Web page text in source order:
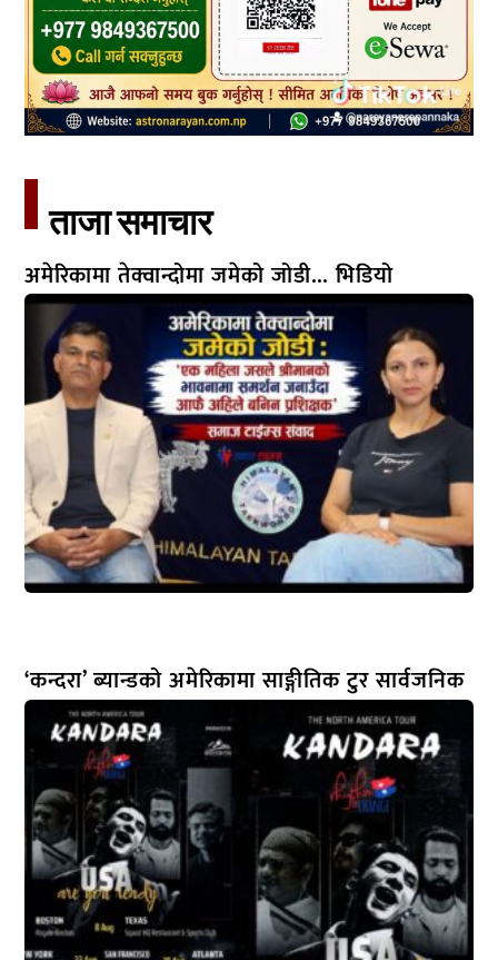
ताजा समाचार​
अमेरिकामा तेक्वान्दोमा जमेको जोडी… भिडियो
‘कन्दरा’ ब्यान्डको अमेरिकामा साङ्गीतिक टुर सार्वजनिक